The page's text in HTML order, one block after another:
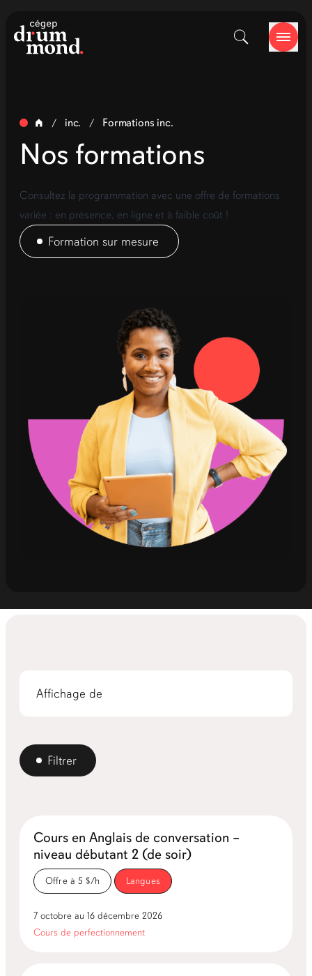
/ inc. / Formations inc.
Nos formations
Consultez la programmation avec une offre de formations
variée : en présence, en ligne et à faible coût !
Formation sur mesure
Affichage de
Filtrer
Cours en Anglais de conversation –
niveau débutant 2 (de soir)
Offre à 5 $/h Langues
7 octobre au 16 décembre 2026
Cours de perfectionnement